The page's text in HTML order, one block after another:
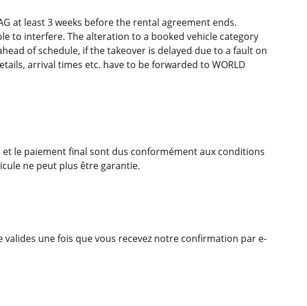
at least 3 weeks before the rental agreement ends.
to interfere. The alteration to a booked vehicle category
of schedule, if the takeover is delayed due to a fault on
arrival times etc. have to be forwarded to WORLD
le paiement final sont dus conformément aux conditions
ne peut plus être garantie.
une fois que vous recevez notre confirmation par e-